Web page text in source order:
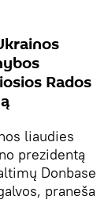
Rados
liaudies
prezidentą
Donbase
praneša